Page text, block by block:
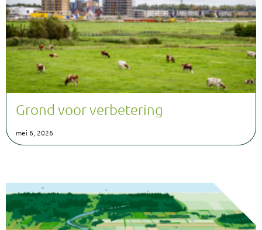
Grond voor verbetering
mei 6, 2026